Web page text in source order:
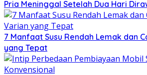
Pria Meninggal Setelah Dua Hari
7 Manfaat Susu Rendah Lemak dan
yang Tepat